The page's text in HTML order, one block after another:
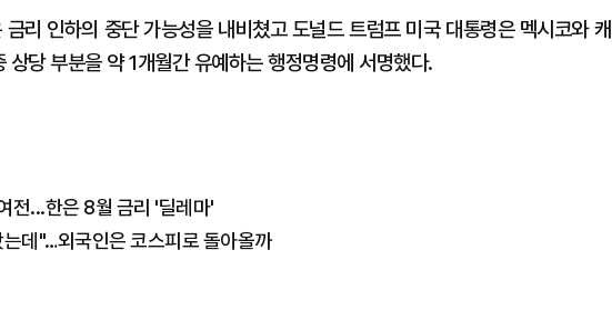
리 인하의 중단 가능성을 내비쳤고 도널드 트럼프 미국 대통령은 멕시코와 캐
당 부분을 약 1개월간 유예하는 행정명령에 서명했다.
전...한은 8월 금리 '딜레마'
데"…외국인은 코스피로 돌아올까